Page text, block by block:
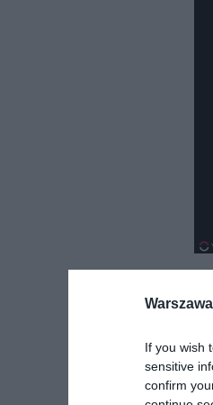
If you wish
sensitive
confirm